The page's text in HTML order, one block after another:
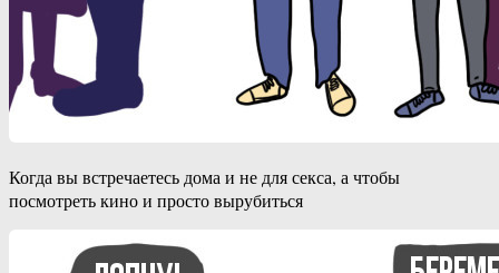
Когда вы встречаетесь дома и не для секса, а чтобы
посмотреть кино и просто вырубиться